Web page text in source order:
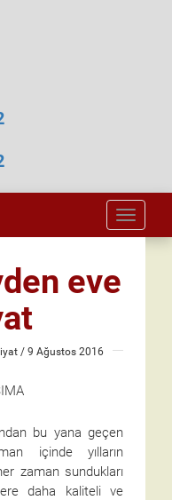
Toggle
eve
/ 9 Ağustos 2016
bu yana geçen
içinde yılların
zaman sundukları
daha kaliteli ve